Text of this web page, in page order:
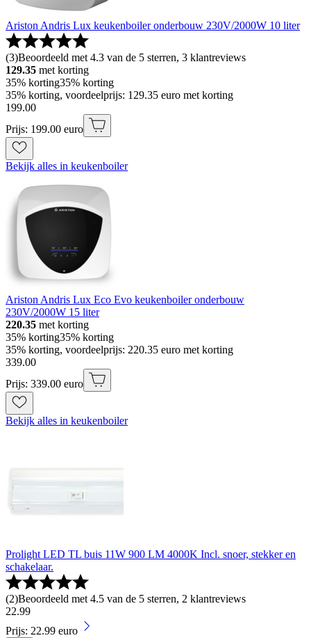
Ariston Andris Lux keukenboiler onderbouw 230V/2000W 10 liter
(3)Beoordeeld met 4.3 van de 5 sterren, 3 klantreviews
129.35 met korting
35% korting35% korting
35% korting, voordeelprijs: 129.35 euro met korting
199.00
Prijs: 199.00 euro
Bekijk alles in keukenboiler
Ariston Andris Lux Eco Evo keukenboiler onderbouw
230V/2000W 15 liter
220.35 met korting
35% korting35% korting
35% korting, voordeelprijs: 220.35 euro met korting
339.00
Prijs: 339.00 euro
Bekijk alles in keukenboiler
Prolight LED TL buis 11W 900 LM 4000K Incl. snoer, stekker en
schakelaar.
(2)Beoordeeld met 4.5 van de 5 sterren, 2 klantreviews
22.99
Prijs: 22.99 euro